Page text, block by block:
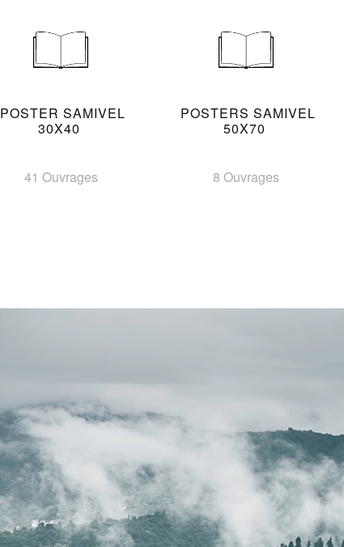
POSTER SAMIVEL
30X40
41 Ouvrages
POSTERS SAMIVEL
50X70
8 Ouvrages